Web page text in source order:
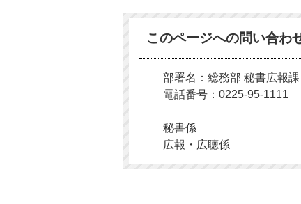
このページへの問い合わ
部署名：総務部 秘書広報課
電話番号：0225-95-1111
秘書係
広報・広聴係